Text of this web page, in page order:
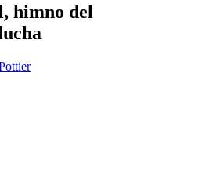
himno del